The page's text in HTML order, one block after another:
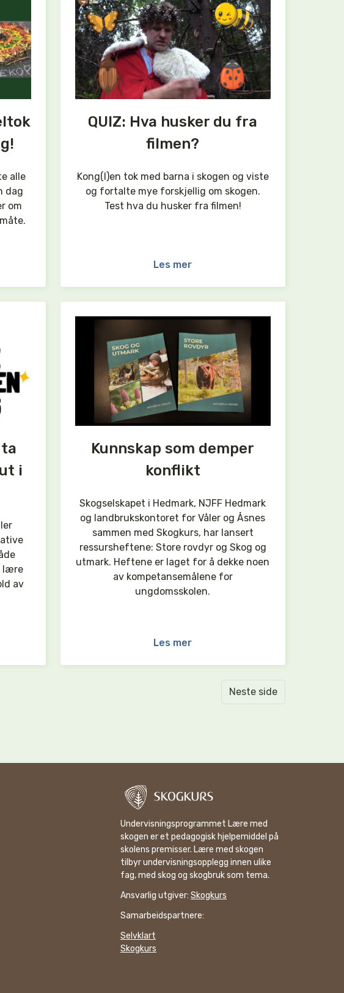
alle
dag
om
QUIZ: Hva husker du fra
filmen?
Kong(l)en tok med barna i skogen og viste
og fortalte mye forskjellig om skogen.
Test hva du husker fra filmen!
Les mer
i
lære
av
Kunnskap som demper
konflikt
Skogselskapet i Hedmark, NJFF Hedmark
og landbrukskontoret for Våler og Åsnes
sammen med Skogkurs, har lansert
ressursheftene: Store rovdyr og Skog og
utmark. Heftene er laget for å dekke noen
av kompetansemålene for
ungdomsskolen.
Les mer
Neste side
Undervisningsprogrammet Lære med
skogen er et pedagogisk hjelpemiddel på
skolens premisser. Lære med skogen
tilbyr undervisningsopplegg innen ulike
fag, med skog og skogbruk som tema.
Ansvarlig utgiver: Skogkurs
Samarbeidspartnere:
Selvklart
Skogkurs